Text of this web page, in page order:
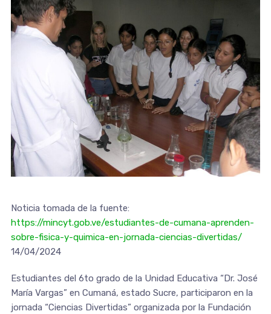
Noticia tomada de la fuente:
https://mincyt.gob.ve/estudiantes-de-cumana-aprenden-
sobre-fisica-y-quimica-en-jornada-ciencias-divertidas/
14/04/2024
Estudiantes del 6to grado de la Unidad Educativa “Dr. José
María Vargas” en Cumaná, estado Sucre, participaron en la
jornada “Ciencias Divertidas” organizada por la Fundación